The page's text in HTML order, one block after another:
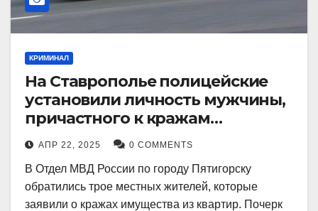
КРИМИНАЛ
На Ставрополье полицейские
установили личность мужчины,
причастного к кражам
имущества из квартир в
Пятигорске
АПР 22, 2025 0 COMMENTS
В Отдел МВД России по городу Пятигорску
обратились трое местных жителей, которые
заявили о кражах имущества из квартир. Почерк